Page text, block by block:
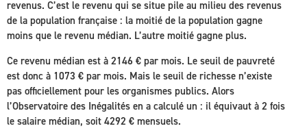
revenus. C’est le revenu qui se situe pile au milieu des revenus
de la population française : la moitié de la population gagne
moins que le revenu médian. L’autre moitié gagne plus.
Ce revenu médian est à 2146 € par mois. Le seuil de pauvreté
est donc à 1073 € par mois. Mais le seuil de richesse n’existe
pas officiellement pour les organismes publics. Alors
l’Observatoire des Inégalités en a calculé un : il équivaut à 2 fois
le salaire médian, soit 4292 € mensuels.